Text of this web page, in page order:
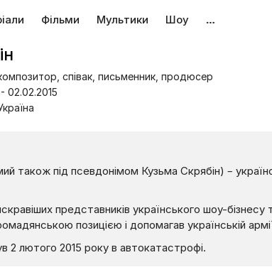
Фільми Мультики Шоу …
співак, письменник, продюсер
02.02.2015
також під псевдонімом Кузьма Скрябін) –
представників українського шоу-
позицією і допомагав українській
2 лютого 2015 року в автокатастрофі.